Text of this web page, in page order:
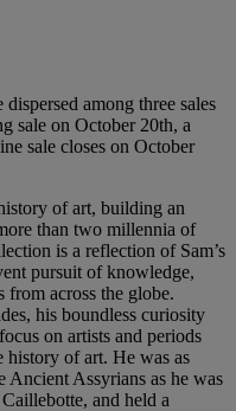
among three sales
sale on October 20th, a
sale closes on October
of art, building an
than two millennia of
is a reflection of Sam’s
pursuit of knowledge,
from across the globe.
his boundless curiosity
on artists and periods
history of art. He was as
Ancient Assyrians as he was
and held a